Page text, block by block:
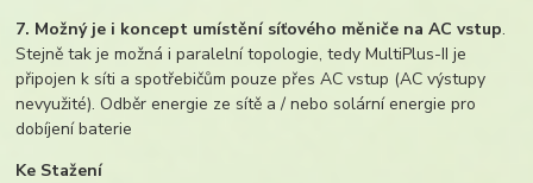
7. Možný je i koncept umístění síťového měniče na AC vstup.
Stejně tak je možná i paralelní topologie, tedy MultiPlus-II je
připojen k síti a spotřebičům pouze přes AC vstup (AC výstupy
nevyužité). Odběr energie ze sítě a / nebo solární energie pro
dobíjení baterie
Ke Stažení